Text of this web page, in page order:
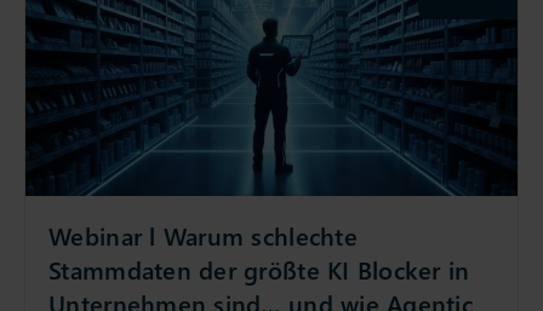
Webinar l Warum schlechte
Stammdaten der größte KI Blocker in
Unternehmen sind… und wie Agentic